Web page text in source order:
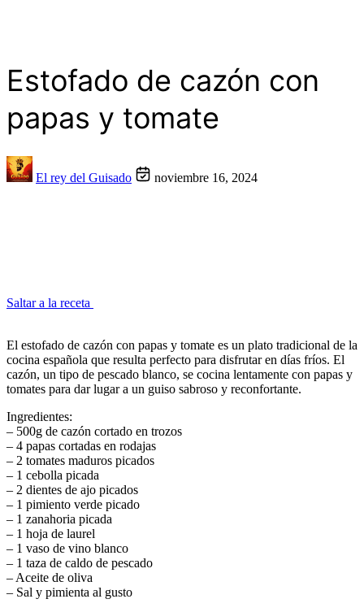
Estofado de cazón con
papas y tomate
El rey del Guisado noviembre 16, 2024
Saltar a la receta
El estofado de cazón con papas y tomate es un plato tradicional de la
cocina española que resulta perfecto para disfrutar en días fríos. El
cazón, un tipo de pescado blanco, se cocina lentamente con papas y
tomates para dar lugar a un guiso sabroso y reconfortante.
Ingredientes:
– 500g de cazón cortado en trozos
– 4 papas cortadas en rodajas
– 2 tomates maduros picados
– 1 cebolla picada
– 2 dientes de ajo picados
– 1 pimiento verde picado
– 1 zanahoria picada
– 1 hoja de laurel
– 1 vaso de vino blanco
– 1 taza de caldo de pescado
– Aceite de oliva
– Sal y pimienta al gusto